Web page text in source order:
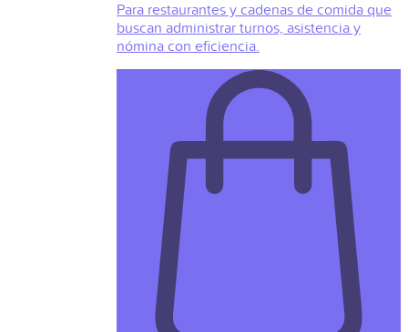
Para restaurantes y cadenas de comida que
buscan administrar turnos, asistencia y
nómina con eficiencia.